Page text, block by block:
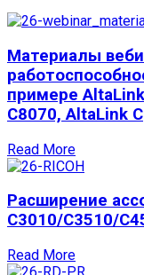
Материалы
примере
С8070, AltaLink C
Read More
Расширение
C3010/C3510/
Read More